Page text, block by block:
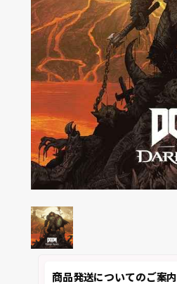
商品発送についてのご案内